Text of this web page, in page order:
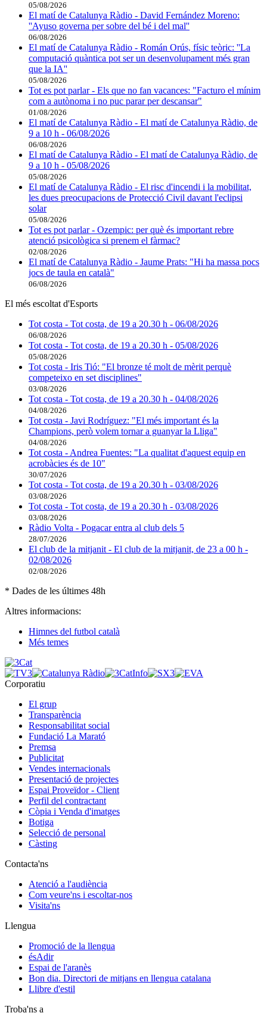
05/08/2026
El matí de Catalunya Ràdio - David Fernández Moreno:
''Ayuso governa per sobre del bé i del mal''
06/08/2026
El matí de Catalunya Ràdio - Román Orús, físic teòric: ''La
computació quàntica pot ser un desenvolupament més gran
que la IA''
05/08/2026
Tot es pot parlar - Els que no fan vacances: "Facturo el mínim
com a autònoma i no puc parar per descansar"
01/08/2026
El matí de Catalunya Ràdio - El matí de Catalunya Ràdio, de
9 a 10 h - 06/08/2026
06/08/2026
El matí de Catalunya Ràdio - El matí de Catalunya Ràdio, de
9 a 10 h - 05/08/2026
05/08/2026
El matí de Catalunya Ràdio - El risc d'incendi i la mobilitat,
les dues preocupacions de Protecció Civil davant l'eclipsi
solar
05/08/2026
Tot es pot parlar - Ozempic: per què és important rebre
atenció psicològica si prenem el fàrmac?
02/08/2026
El matí de Catalunya Ràdio - Jaume Prats: "Hi ha massa pocs
jocs de taula en català"
06/08/2026
El més escoltat d'Esports
Tot costa - Tot costa, de 19 a 20.30 h - 06/08/2026
06/08/2026
Tot costa - Tot costa, de 19 a 20.30 h - 05/08/2026
05/08/2026
Tot costa - Iris Tió: "El bronze té molt de mèrit perquè
competeixo en set disciplines"
03/08/2026
Tot costa - Tot costa, de 19 a 20.30 h - 04/08/2026
04/08/2026
Tot costa - Javi Rodríguez: "El més important és la
Champions, però volem tornar a guanyar la Lliga"
04/08/2026
Tot costa - Andrea Fuentes: "La qualitat d'aquest equip en
acrobàcies és de 10"
30/07/2026
Tot costa - Tot costa, de 19 a 20.30 h - 03/08/2026
03/08/2026
Tot costa - Tot costa, de 19 a 20.30 h - 03/08/2026
03/08/2026
Ràdio Volta - Pogacar entra al club dels 5
28/07/2026
El club de la mitjanit - El club de la mitjanit, de 23 a 00 h -
02/08/2026
02/08/2026
* Dades de les últimes 48h
Altres informacions:
Himnes del futbol català
Més temes
Corporatiu
El grup
Transparència
Responsabilitat social
Fundació La Marató
Premsa
Publicitat
Vendes internacionals
Presentació de projectes
Espai Proveïdor - Client
Perfil del contractant
Còpia i Venda d'imatges
Botiga
Selecció de personal
Càsting
Contacta'ns
Atenció a l'audiència
Com veure'ns i escoltar-nos
Visita'ns
Llengua
Promoció de la llengua
ésAdir
Espai de l'aranès
Bon dia. Directori de mitjans en llengua catalana
Llibre d'estil
Troba'ns a